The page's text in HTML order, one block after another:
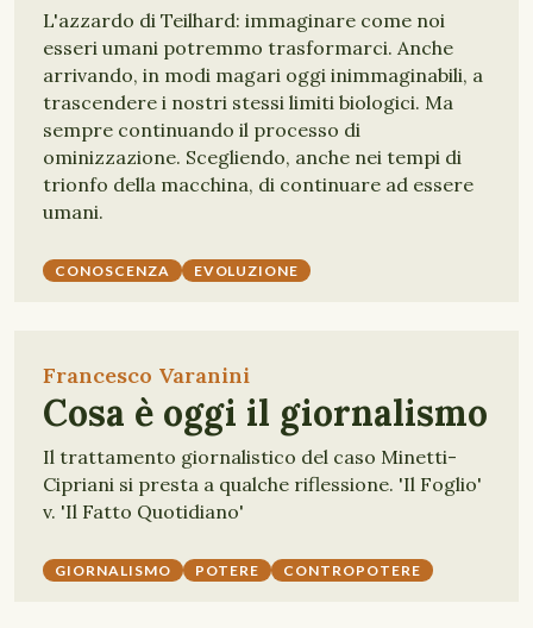
L'azzardo di Teilhard: immaginare come noi
esseri umani potremmo trasformarci. Anche
arrivando, in modi magari oggi inimmaginabili, a
trascendere i nostri stessi limiti biologici. Ma
sempre continuando il processo di
ominizzazione. Scegliendo, anche nei tempi di
trionfo della macchina, di continuare ad essere
umani.
CONOSCENZA EVOLUZIONE
Francesco Varanini
Cosa è oggi il giornalismo
Il trattamento giornalistico del caso Minetti-
Cipriani si presta a qualche riflessione. 'Il Foglio'
v. 'Il Fatto Quotidiano'
GIORNALISMO POTERE CONTROPOTERE